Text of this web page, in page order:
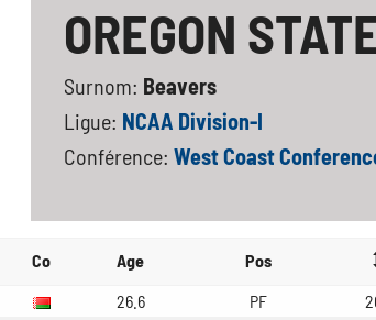
OREGON
Surnom: Beavers
Ligue: NCAA Division-I
Conférence: West Coast
Co Age Pos
26.6 PF